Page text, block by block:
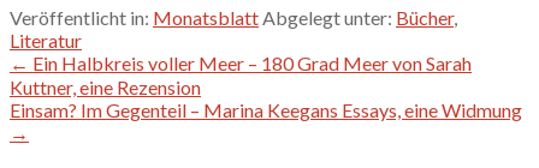
Veröffentlicht in: MonatsblattAbgelegt unter: Bücher,
Literatur
Beitragsnavigation
← Ein Halbkreis voller Meer – 180 Grad Meer von Sarah
Kuttner, eine Rezension
Einsam? Im Gegenteil – Marina Keegans Essays, eine Widmung
→